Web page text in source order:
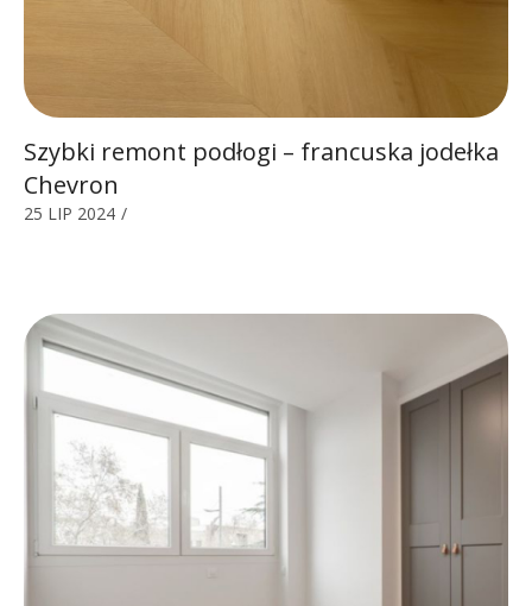
Szybki remont podłogi – francuska jodełka
Chevron
25 LIP 2024 /